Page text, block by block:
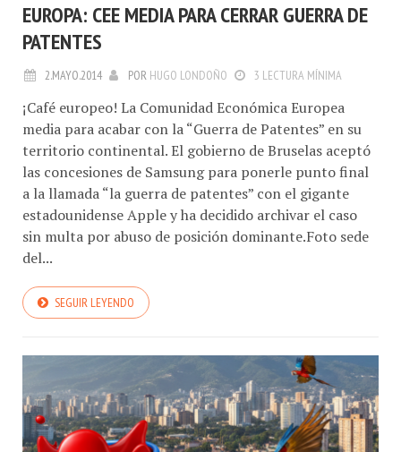
EUROPA: CEE MEDIA PARA CERRAR GUERRA DE
PATENTES
2.MAYO.2014 POR HUGO LONDOÑO 3 LECTURA MÍNIMA
¡Café europeo! La Comunidad Económica Europea
media para acabar con la “Guerra de Patentes” en su
territorio continental. El gobierno de Bruselas aceptó
las concesiones de Samsung para ponerle punto final
a la llamada “la guerra de patentes” con el gigante
estadounidense Apple y ha decidido archivar el caso
sin multa por abuso de posición dominante.Foto sede
del...
SEGUIR LEYENDO